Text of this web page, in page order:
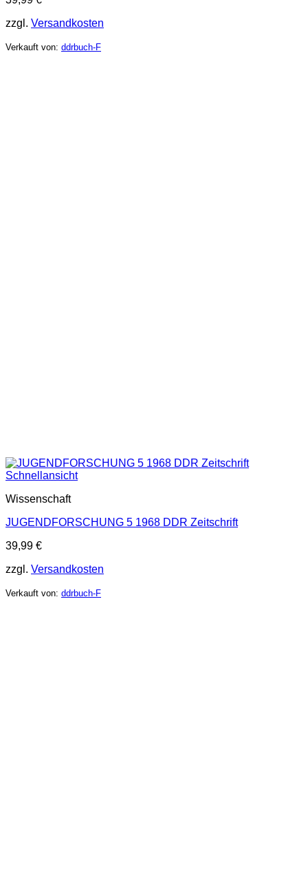
zzgl. Versandkosten
Verkauft von: ddrbuch-F
Schnellansicht
Wissenschaft
JUGENDFORSCHUNG 5 1968 DDR Zeitschrift
39,99 €
zzgl. Versandkosten
Verkauft von: ddrbuch-F